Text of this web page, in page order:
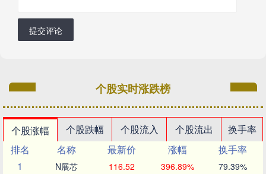
提交评论
个股实时涨跌榜
个股涨幅 个股跌幅 个股流入 个股流出
换手率
排名
名称 最新价 涨幅
换手率
1
N展芯 116.52 396.89% 79.39%